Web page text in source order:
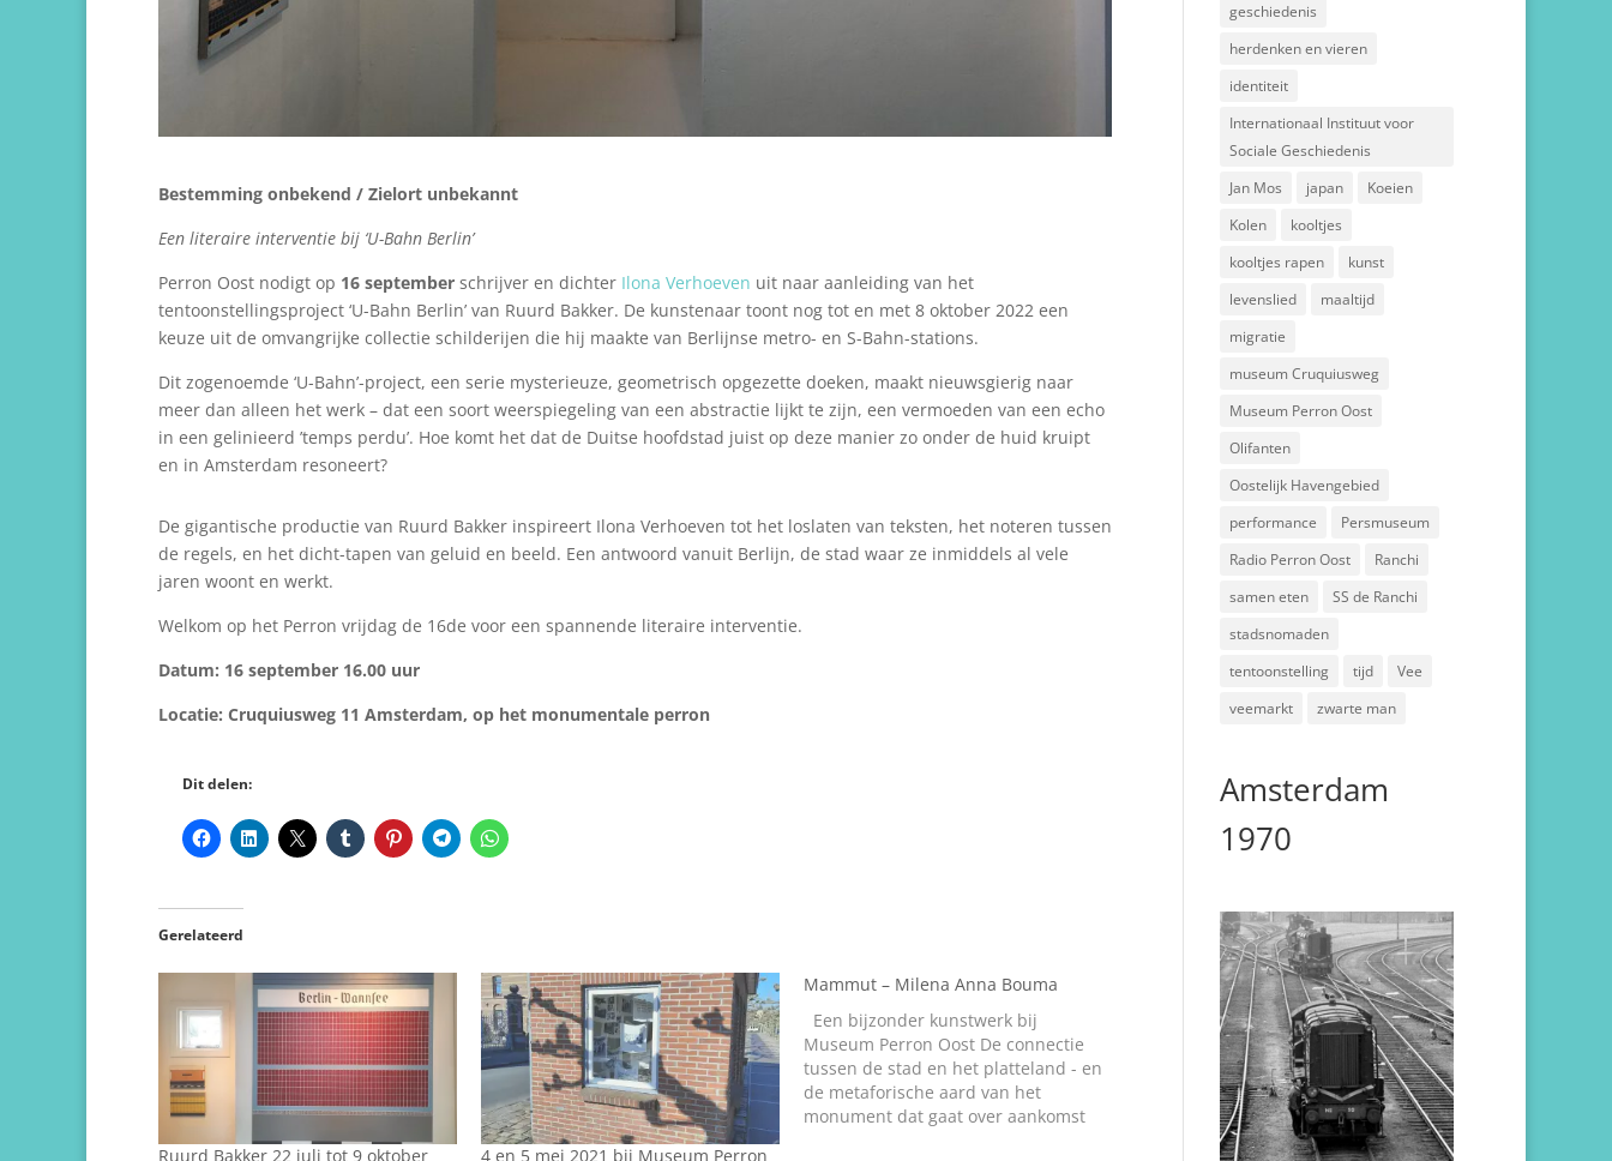
Bestemming onbekend / Zielort unbekannt
Een literaire interventie bij ‘U-Bahn Berlin’
Perron Oost nodigt op 16 september schrijver en dichter Ilona Verhoeven uit naar aanleiding van het
tentoonstellingsproject ‘U-Bahn Berlin’ van Ruurd Bakker. De kunstenaar toont nog tot en met 8 oktober 2022 een
keuze uit de omvangrijke collectie schilderijen die hij maakte van Berlijnse metro- en S-Bahn-stations.
Dit zogenoemde ‘U-Bahn’-project, een serie mysterieuze, geometrisch opgezette doeken, maakt nieuwsgierig naar
meer dan alleen het werk – dat een soort weerspiegeling van een abstractie lijkt te zijn, een vermoeden van een echo
in een gelinieerd ’temps perdu’. Hoe komt het dat de Duitse hoofdstad juist op deze manier zo onder de huid kruipt
en in Amsterdam resoneert?
De gigantische productie van Ruurd Bakker inspireert Ilona Verhoeven tot het loslaten van teksten, het noteren tussen
de regels, en het dicht-tapen van geluid en beeld. Een antwoord vanuit Berlijn, de stad waar ze inmiddels al vele
jaren woont en werkt.
Welkom op het Perron vrijdag de 16de voor een spannende literaire interventie.
Datum: 16 september 16.00 uur
Locatie: Cruquiusweg 11 Amsterdam, op het monumentale perron
Dit delen:
Gerelateerd
Ruurd Bakker 22 juli tot 9 oktober
4 en 5 mei 2021 bij Museum Perron
Mammut – Milena Anna Bouma
Een bijzonder kunstwerk bij
Museum Perron Oost De connectie
tussen de stad en het platteland - en
de metaforische aard van het
monument dat gaat over aankomst
geschiedenis
herdenken en vieren
identiteit
Internationaal Instituut voor
Sociale Geschiedenis
Jan Mos
japan
Koeien
Kolen
kooltjes
kooltjes rapen
kunst
levenslied
maaltijd
migratie
museum Cruquiusweg
Museum Perron Oost
Olifanten
Oostelijk Havengebied
performance
Persmuseum
Radio Perron Oost
Ranchi
samen eten
SS de Ranchi
stadsnomaden
tentoonstelling
tijd
Vee
veemarkt
zwarte man
Amsterdam
1970